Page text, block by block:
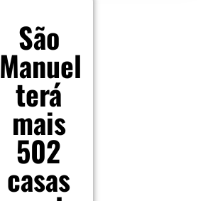
São
Manuel
terá
mais
502
casas